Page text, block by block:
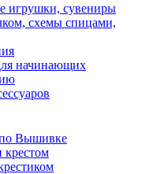
игрушки, сувениры
схемы спицами,
начинающих
Вышивке